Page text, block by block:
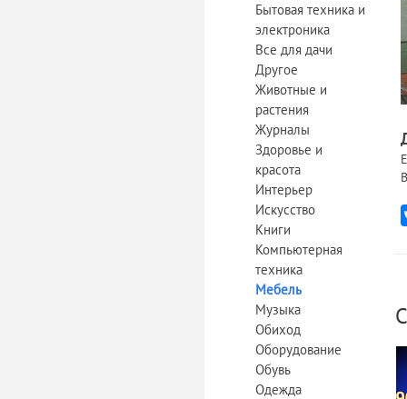
Бытовая техника и
электроника
Все для дачи
Другое
Животные и
растения
Журналы
Здоровье и
красота
Интерьер
Искусство
Книги
Компьютерная
техника
Мебель
Музыка
Обиход
Оборудование
Обувь
Одежда